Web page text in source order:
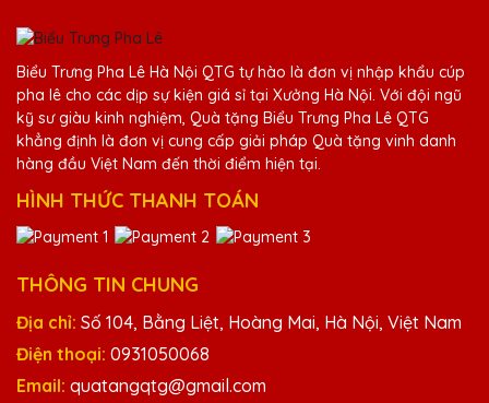
Vũ Văn Trường
Chất lượng pha lê tại Quà Tặng Pha Lê
QTG rất tốt, thiết kế đẹp và độc đáo. Rất
hài lòng với sản phẩm.
Hoàng Thị Linh
25/11/2025
QTG luôn làm tôi hài lòng. Sản phẩm chất
lượng cao và dịch vụ chuyên nghiệp.
Biểu Trưng Pha Lê Hà Nội QTG tự hào là đơn vị nhập khẩu cúp
pha lê cho các dịp sự kiện giá sỉ tại Xưởng Hà Nội. Với đội ngũ
kỹ sư giàu kinh nghiệm, Quà tặng Biểu Trưng Pha Lê QTG
khẳng định là đơn vị cung cấp giải pháp Quà tặng vinh danh
hàng đầu Việt Nam đến thời điểm hiện tại.
HÌNH THỨC THANH TOÁN
THÔNG TIN CHUNG
Địa chỉ: Số 104, Bằng Liệt, Hoàng Mai, Hà Nội, Việt Nam
Điện thoại: 0931050068
Email: quatangqtg@gmail.com